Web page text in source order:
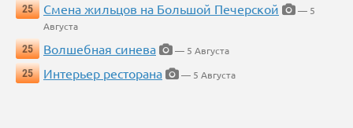
25
Смена жильцов на Большой Печерской
— 5
Августа
25
Волшебная синева
— 5 Августа
25
Интерьер ресторана — 5 Августа